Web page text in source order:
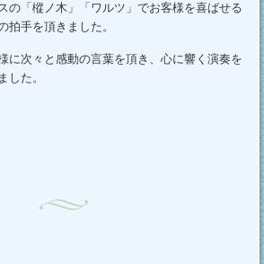
の「樅ノ木」「ワルツ」でお客様を喜ばせる
拍手を頂きました。
に次々と感動の言葉を頂き、心に響く演奏を
した。